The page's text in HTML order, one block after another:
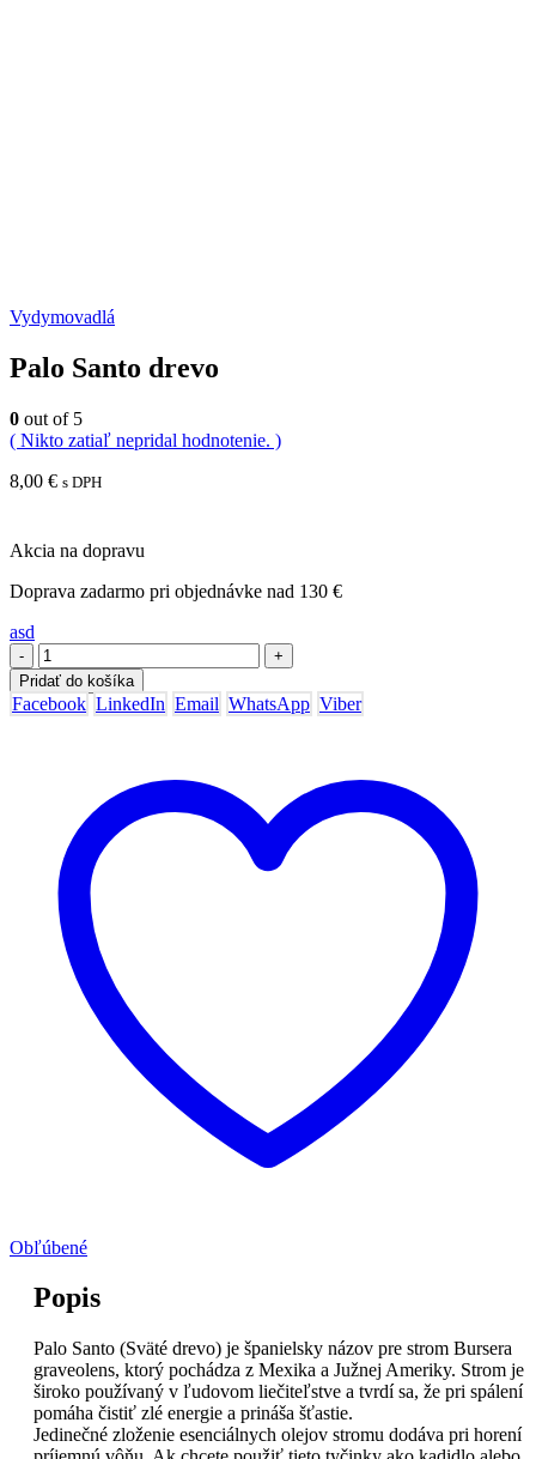
Vydymovadlá
Palo Santo drevo
0 out of 5
( Nikto zatiaľ nepridal hodnotenie. )
8,00 € s DPH
Akcia na dopravu
Doprava zadarmo pri objednávke nad 130 €
asd
-
+
Pridať do košíka
Facebook LinkedIn Email WhatsApp Viber
Obľúbené
Popis
Palo Santo (Sväté drevo) je španielsky názov pre strom Bursera
graveolens, ktorý pochádza z Mexika a Južnej Ameriky. Strom je
široko používaný v ľudovom liečiteľstve a tvrdí sa, že pri spálení
pomáha čistiť zlé energie a prináša šťastie.
Jedinečné zloženie esenciálnych olejov stromu dodáva pri horení